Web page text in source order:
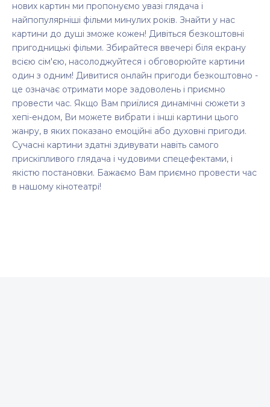
нових картин ми пропонуємо увазі глядача і
найпопулярніші фільми минулих років. Знайти у нас
картини до душі зможе кожен! Дивіться безкоштовні
пригодницькі фільми. Збирайтеся ввечері біля екрану
всією сім'єю, насолоджуйтеся і обговорюйте картини
один з одним! Дивитися онлайн пригоди безкоштовно -
це означає отримати море задоволень і приємно
провести час. Якщо Вам приїлися динамічні сюжети з
хепі-ендом, Ви можете вибрати і інші картини цього
жанру, в яких показано емоційні або духовні пригоди.
Сучасні картини здатні здивувати навіть самого
прискіпливого глядача і чудовими спецефектами, і
якістю постановки. Бажаємо Вам приємно провести час
в нашому кінотеатрі!